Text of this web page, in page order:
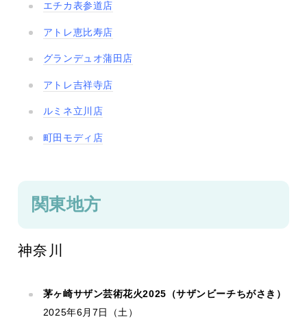
エチカ表参道店
アトレ恵比寿店
グランデュオ蒲田店
アトレ吉祥寺店
ルミネ立川店
町田モディ店
関東地方
神奈川
茅ヶ崎サザン芸術花火2025（サザンビーチちがさき）
2025年6月7日（土）